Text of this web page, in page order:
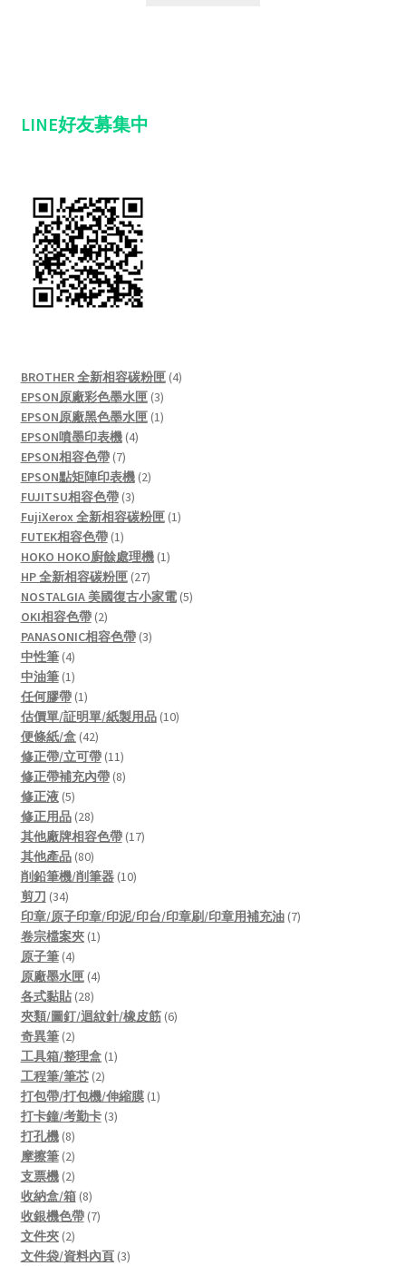
LINE好友募集中
BROTHER 全新相容碳粉匣 44
EPSON原廠彩色墨水匣 33
products
EPSON原廠黑色墨水匣 11
EPSON噴墨印表機 44
EPSON相容色帶 77
products
EPSON點矩陣印表機 22
FUJITSU相容色帶 33
products
FujiXerox 全新相容碳粉匣 11
FUTEK相容色帶 11
product
HOKO HOKO廚餘處理機 11
HP 全新相容碳粉匣 2727
products
NOSTALGIA 美國復古小家電 55
OKI相容色帶 22
products
PANASONIC相容色帶 33
中性筆 44
products
中油筆 11
product
任何膠帶 11
product
估價單/証明單/紙製用品 1010
便條紙/盒 4242
products
修正帶/立可帶 1111
products
修正帶補充內帶 88
修正液 55
products
修正用品 2828
products
其他廠牌相容色帶 1717
其他產品 8080
products
削鉛筆機/削筆器 1010
剪刀 3434
products
印章/原子印章/印泥/印台/印章刷/印章用補充油 77
卷宗檔案夾 11
原子筆 44
products
原廠墨水匣 44
各式黏貼 2828
products
夾類/圖釘/迴紋針/橡皮筋 66
奇異筆 22
products
工具箱/整理盒 11
工程筆/筆芯 22
products
打包帶/打包機/伸縮膜 11
打卡鐘/考勤卡 33
打孔機 88
products
摩擦筆 22
products
支票機 22
products
收納盒/箱 88
products
收銀機色帶 77
文件夾 22
products
文件袋/資料內頁 33